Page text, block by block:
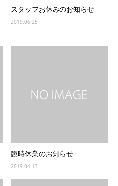
スタッフお休みのお知らせ
2019.06.25
臨時休業のお知らせ
2019.04.13